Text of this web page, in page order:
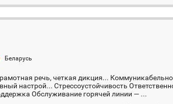
Беларусь
речь, четкая дикция...
настрой... Стрессоустойчивость
Обслуживание горячей линии — ...